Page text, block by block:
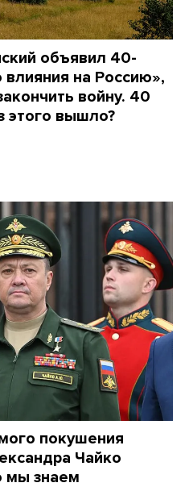
объявил 40-
на Россию»,
войну. 40
этого вышло?
покушения
Чайко
мы знаем